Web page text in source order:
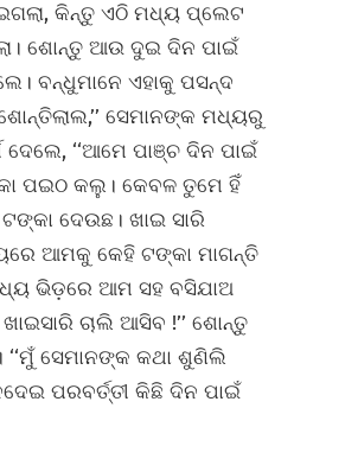
କିନ୍ତୁ ଏଠି ମଧ୍ୟ ପ୍ଲେଟ
ଶୋନ୍ତୁ ଆଉ ଦୁଇ ଦିନ ପାଇଁ
ବନ୍ଧୁମାନେ ଏହାକୁ ପସନ୍ଦ
ସେମାନଙ୍କ ମଧ୍ୟରୁ
ଦେଲେ, ‘‘ଆମେ ପାଞ୍ଚ ଦିନ ପାଇଁ
ପଇଠ କଲୁ। କେବଳ ତୁମେ ହିଁ
ଦେଉଛ। ଖାଇ ସାରି
ଆମକୁ କେହି ଟଙ୍କା ମାଗନ୍ତି
ଭିଡ଼ରେ ଆମ ସହ ବସିଯାଅ
ଚାଲି ଆସିବ !’’ ଶୋନ୍ତୁ
‘‘ମୁଁ ସେମାନଙ୍କ କଥା ଶୁଣିଲି
ପରବର୍ତ୍ତୀ କିଛି ଦିନ ପାଇଁ